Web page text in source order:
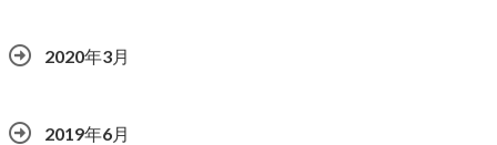
2020年3月
2019年6月